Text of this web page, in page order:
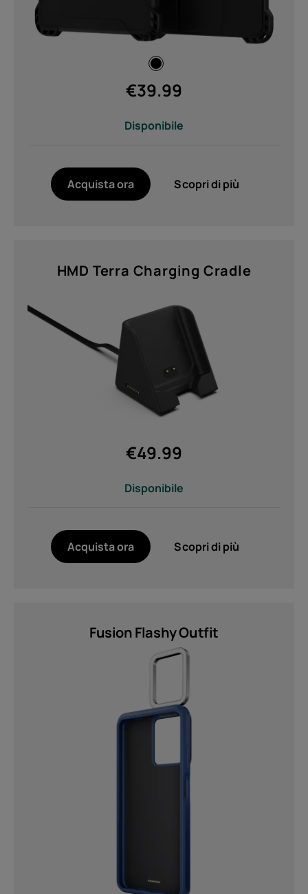
€39.99
Disponibile
Acquista ora Scopri di più
HMD Terra Charging Cradle
€49.99
Disponibile
Acquista ora Scopri di più
Fusion Flashy Outfit